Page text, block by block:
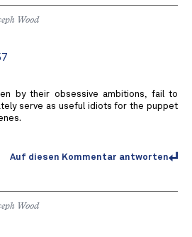
Wood
by their obsessive ambitions, fail to
serve as useful idiots for the puppet
Auf diesen Kommentar antworten
Wood